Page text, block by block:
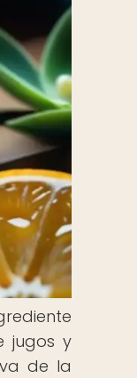
jugos y
de la